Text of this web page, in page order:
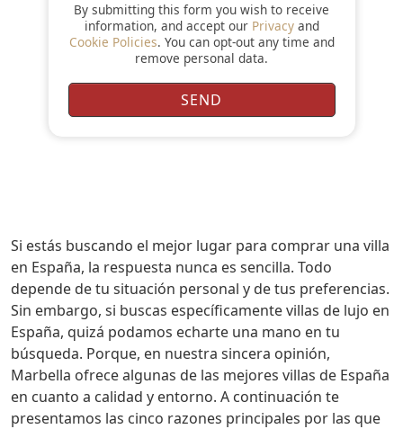
By submitting this form you wish to receive
information, and accept our Privacyand
Cookie Policies. You can opt-out any time and
remove personal data.
Si estás buscando el mejor lugar para comprar una villa
en España, la respuesta nunca es sencilla. Todo
depende de tu situación personal y de tus preferencias.
Sin embargo, si buscas específicamente villas de lujo en
España, quizá podamos echarte una mano en tu
búsqueda. Porque, en nuestra sincera opinión,
Marbella ofrece algunas de las mejores villas de España
en cuanto a calidad y entorno. A continuación te
presentamos las cinco razones principales por las que